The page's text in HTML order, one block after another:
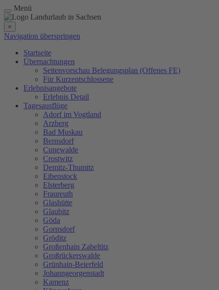
Menü
×
Navigation überspringen
Startseite
Übernachtungen
Seitenvorschau Belegungsplan (Offenes FE)
Für Kurzentschlossene
Erlebnisangebote
Erlebnis Detail
Tagesausflüge
Adorf im Vogtland
Arzberg
Bad Muskau
Bernsdorf
Cunewalde
Crostwitz
Demitz-Thumitz
Eibenstock
Elsterberg
Fraureuth
Glashütte
Glaubitz
Göda
Gornsdorf
Gröditz
Großenhain Zabeltitz
Großrückerswalde
Grünhain-Beierfeld
Johanngeorgenstadt
Kamenz